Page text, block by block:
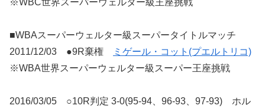
※WBC世界スーパーウェルター級王座挑戦
■WBAスーパーウェルター級スーパータイトルマッチ
2011/12/03 ●9R棄権
ミゲール・コット(プエルトリコ)
※WBA世界スーパーウェルター級スーパー王座挑戦
2016/03/05 ○10R判定 3-0(95-94、96-93、97-93) ホル